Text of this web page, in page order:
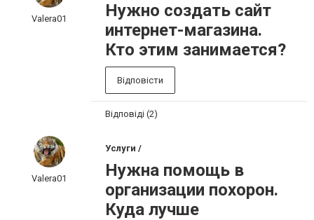
Valera01
Нужно создать сайт
интернет-магазина.
Кто этим занимается?
Відповісти
Відповіді (2)
Valera01
Услуги /
Нужна помощь в
организации похорон.
Куда лучше